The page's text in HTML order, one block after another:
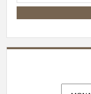
Archiv